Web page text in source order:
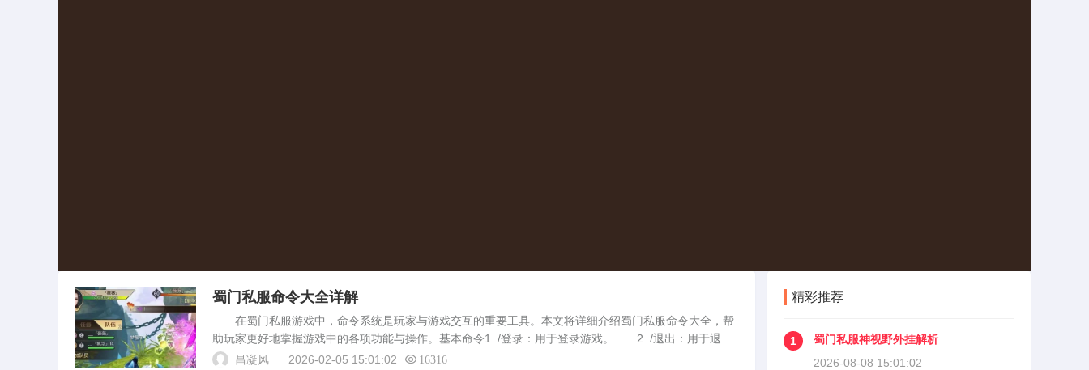
蜀门私服命令大全详解
在蜀门私服游戏中，命令系统是玩家与游戏交互的重要工具。本文将详细介绍蜀门私服命令大全，帮
助玩家更好地掌握游戏中的各项功能与操作。基本命令1. /登录：用于登录游戏。 2. /退出：用于退出
游戏。 3. /帮助：显示当前可用的命令列表及简单说明。 4. /屏蔽：用于屏蔽或取消屏蔽其他玩家
昌凝风 2026-02-05 15:01:02 16316
精彩推荐
1
蜀门私服神视野外挂解析
2026-08-08 15:01:02